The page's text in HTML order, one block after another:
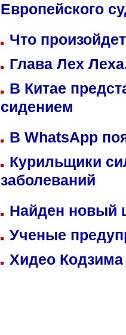
Европейского
Что
Глава Лех
В Китае
сидением
В WhatsApp
Курильщики
заболеваний
Найден
Ученые
Хидео